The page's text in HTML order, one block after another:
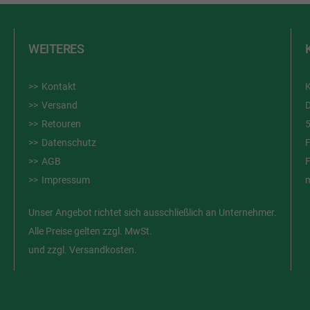
WEITERES
Kontakt
Versand
Retouren
Datenschutz
AGB
Impressum
Unser Angebot richtet sich ausschließlich an Unternehmer.
Alle Preise gelten zzgl. MwSt.
und zzgl. Versandkosten.